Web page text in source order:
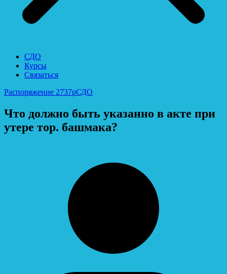
СДО
Курсы
Связаться
Распоряжение 2737рСДО
Что должно быть указанно в акте при
утере тор. башмака?